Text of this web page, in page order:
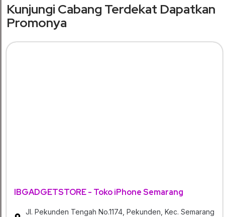
Kunjungi Cabang Terdekat Dapatkan
Promonya
IBGADGETSTORE - Toko iPhone Semarang
Jl. Pekunden Tengah No.1174, Pekunden, Kec. Semarang